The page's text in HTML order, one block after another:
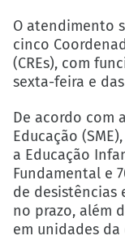
O atendimento
cinco
(CREs), com
sexta-feira e
De acordo com
Educação
a Educação
Fundamental e
de desistências
no prazo, além
em unidades